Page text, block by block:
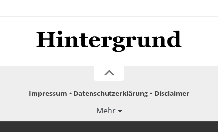
Impressum Datenschutzerklärung Disclaimer
Mehr